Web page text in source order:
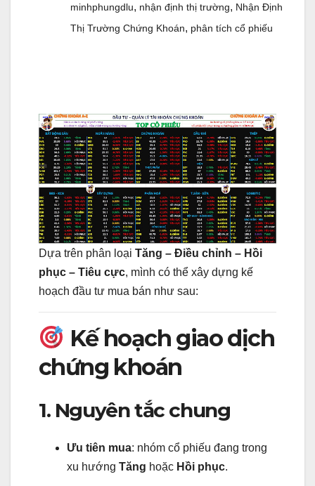
minhphungdlu, nhận định thị trường, Nhận Định
Thị Trường Chứng Khoán, phân tích cổ phiếu
Dựa trên phân loại Tăng – Điều chỉnh – Hồi
phục – Tiêu cực, mình có thể xây dựng kế
hoạch đầu tư mua bán như sau:
Kế hoạch giao dịch
chứng khoán
1. Nguyên tắc chung
Ưu tiên mua: nhóm cổ phiếu đang trong
xu hướng Tăng hoặc Hồi phục.